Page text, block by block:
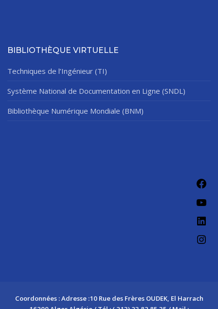
BIBLIOTHÈQUE VIRTUELLE
Techniques de l’Ingénieur (TI)
Système National de Documentation en Ligne (SNDL)
Bibliothèque Numérique Mondiale (BNM)
Coordonnées : Adresse :10 Rue des Frères OUDEK, El Harrach